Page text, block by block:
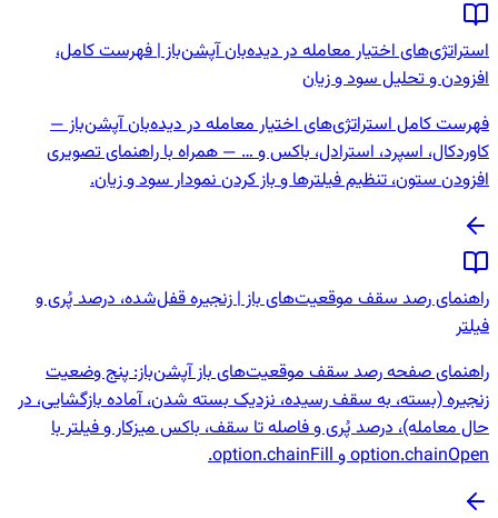
استراتژی‌های اختیار معامله در دیده‌بان آپشن‌باز | فهرست کامل،
افزودن و تحلیل سود و زیان
فهرست کامل استراتژی‌های اختیار معامله در دیده‌بان آپشن‌باز —
کاوردکال، اسپرد، استرادل، باکس و … — همراه با راهنمای تصویری
افزودن ستون، تنظیم فیلترها و باز کردن نمودار سود و زیان.
راهنمای رصد سقف موقعیت‌های باز | زنجیره قفل‌شده، درصد پُری و
فیلتر
راهنمای صفحه رصد سقف موقعیت‌های باز آپشن‌باز: پنج وضعیت
زنجیره (بسته، به سقف رسیده، نزدیک بسته شدن، آماده بازگشایی، در
حال معامله)، درصد پُری و فاصله تا سقف، باکس میزکار و فیلتر با
option.chainOpen و option.chainFill.